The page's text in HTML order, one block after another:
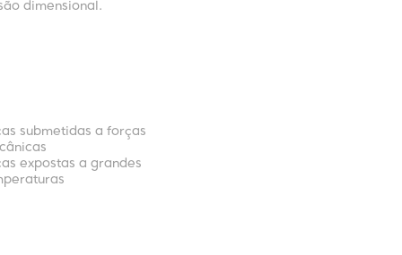
dimensional.
submetidas a forças
expostas a grandes